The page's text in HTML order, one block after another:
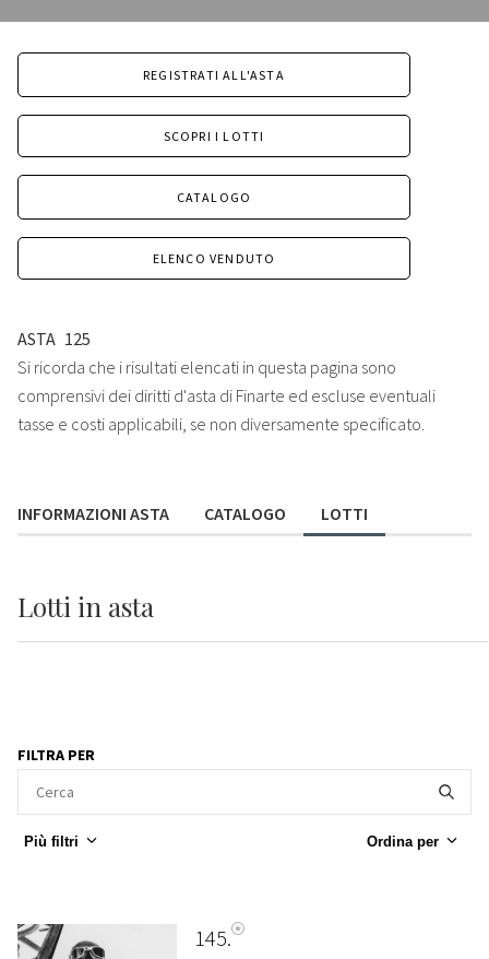
REGISTRATI ALL'ASTA
SCOPRI I LOTTI
CATALOGO
ELENCO VENDUTO
ASTA 125
Si ricorda che i risultati elencati in questa pagina sono
comprensivi dei diritti d'asta di Finarte ed escluse eventuali
tasse e costi applicabili, se non diversamente specificato.
INFORMAZIONI ASTA CATALOGO LOTTI
Lotti in asta
FILTRA PER
Più filtri Ordina per
145